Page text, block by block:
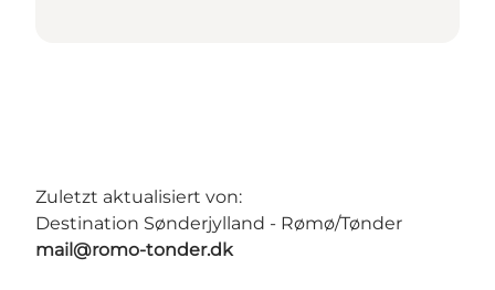
Zuletzt aktualisiert von:
Destination Sønderjylland - Rømø/Tønder
mail@romo-tonder.dk